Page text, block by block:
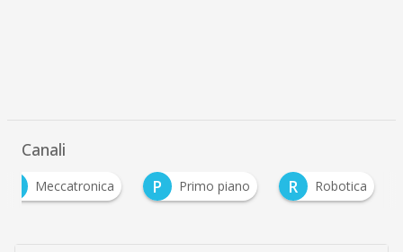
Canali
Meccatronica P Primo piano R Robotica